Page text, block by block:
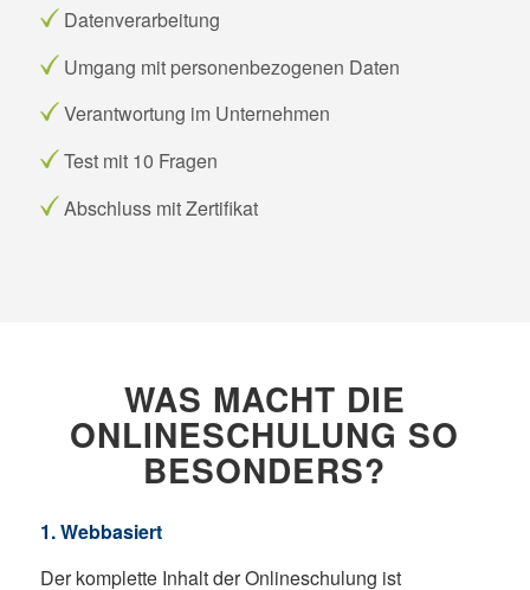
Datenverarbeitung
Umgang mit personenbezogenen Daten
Verantwortung im Unternehmen
Test mit 10 Fragen
Abschluss mit Zertifikat
WAS MACHT DIE
ONLINESCHULUNG SO
BESONDERS?
1. Webbasiert
Der komplette Inhalt der Onlineschulung ist